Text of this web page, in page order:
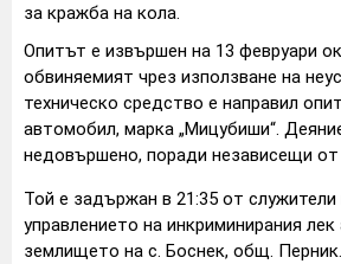
за кражба на кола.
Опитът е извършен на 13 февруари
обвиняемият чрез използване на
техническо средство е направил
автомобил, марка „Мицубиши“.
недовършено, поради независещи от
Той е задържан в 21:35 от
управлението на инкриминирания
землището на с. Боснек, общ.